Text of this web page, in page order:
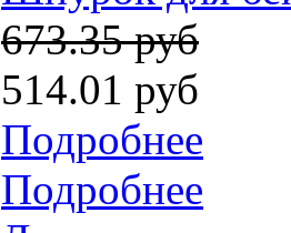
673.35 руб
514.01 руб
Подробнее
Подробнее